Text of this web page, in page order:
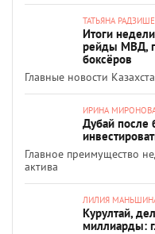
ТАТЬЯНА
Итоги
рейды МВД,
боксёров
Главные новости
ИРИНА
Дубай после
Главное преимущество
актива
ЛИЛИЯ
Курултай,
миллиарды: